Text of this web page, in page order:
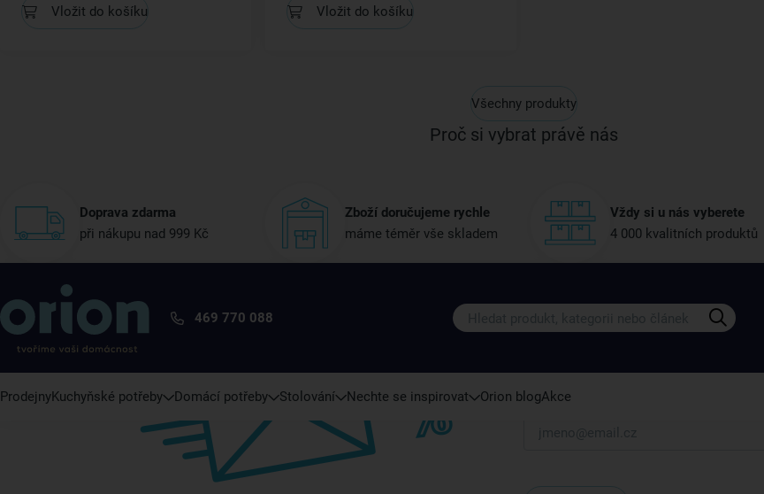
Vložit do košíku Vložit do košíku
Všechny produkty
Proč si vybrat právě nás
Doprava zdarma
při nákupu nad 999 Kč
Zboží doručujeme rychle
máme téměr vše skladem
Vždy si u nás vyberete
4 000 kvalitních produktů
469 770 088
ProdejnyKuchyňské potřeby Domácí potřeby Stolování Nechte se inspirovat Orion blogAkce
Přihlaste se k odběru našeho newsletteru.
Váš e-mail